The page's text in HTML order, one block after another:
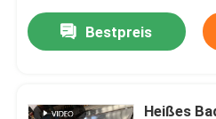
Bestpreis
Heißes